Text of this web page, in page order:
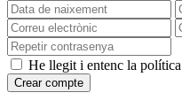
He llegit i entenc la
Crear compte